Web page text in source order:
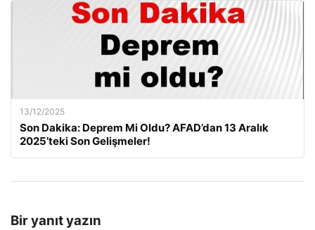
13/12/2025
Son Dakika: Deprem Mi Oldu? AFAD’dan 13 Aralık
2025’teki Son Gelişmeler!
Bir yanıt yazın